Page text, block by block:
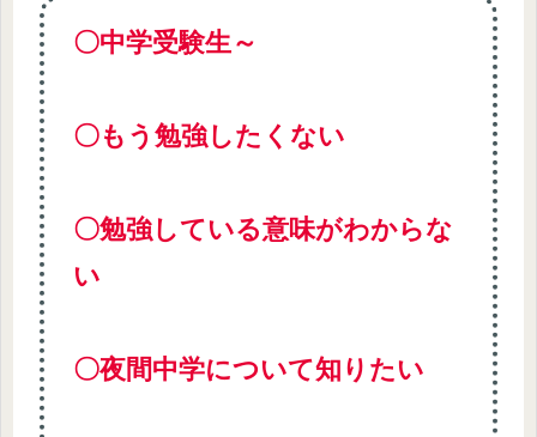
〇中学受験生～
〇もう勉強したくない
〇勉強している意味がわからな
い
〇夜間中学について知りたい